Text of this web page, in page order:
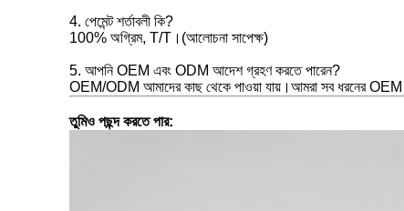
4. পেমেন্ট শর্তাবলী কি?
100% অগ্রিম, T/T।(আলোচনা সাপেক্ষ)
5. আপনি OEM এবং ODM আদেশ গ্রহণ করতে পারেন?
OEM/ODM আমাদের কাছ থেকে পাওয়া যায়।আমরা সব ধরনের OEM
তুমিও পছন্দ করতে পার: